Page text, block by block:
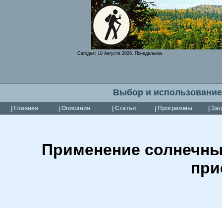
Сегодня: 10 Августа 2026, Понедельник.
Выбор и
| Главная | Описания | Статьи | Программы |
Применение